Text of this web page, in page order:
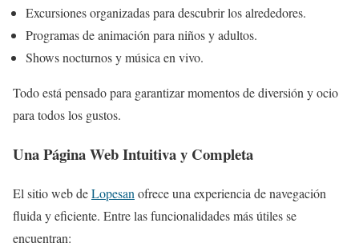
Excursiones organizadas para descubrir los alrededores.
Programas de animación para niños y adultos.
Shows nocturnos y música en vivo.
Todo está pensado para garantizar momentos de diversión y ocio
para todos los gustos.
Una Página Web Intuitiva y Completa
El sitio web deLopesan ofrece una experiencia de navegación
fluida y eficiente. Entre las funcionalidades más útiles se
encuentran: